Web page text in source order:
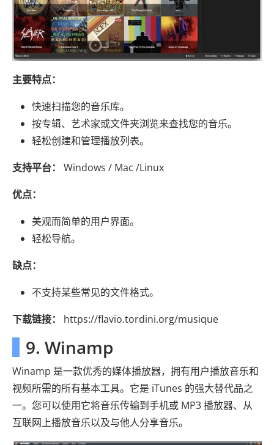
主要特点：
快速扫描您的音乐库。
按专辑、艺术家或文件夹浏览来查找您的音乐。
轻松创建和管理播放列表。
支持平台：
Windows / Mac /Linux
优点：
美观而简单的用户界面。
轻松导航。
缺点：
不支持某些常见的文件格式。
下载链接：
https://flavio.tordini.org/musique
9. Winamp
Winamp 是一款优秀的媒体播放器，拥有用户播放音乐和
视频所需的所有基本工具。它是 iTunes 的强大替代品之
一。您可以使用它将音乐传输到手机或 MP3 播放器、从
互联网上播放音乐以及与他人分享音乐。